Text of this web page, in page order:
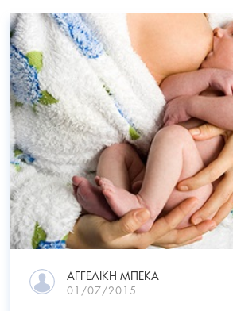
ΑΓΓΕΛΙΚΉ ΜΠΈΚΑ
01/07/2015